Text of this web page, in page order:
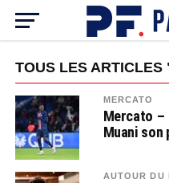
TOUS LES ARTICLES
MERCATO
Mercato –
Muani son
AUTOUR DU